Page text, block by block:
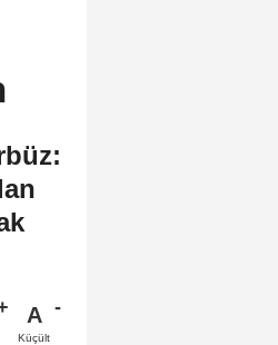
A
Küçült